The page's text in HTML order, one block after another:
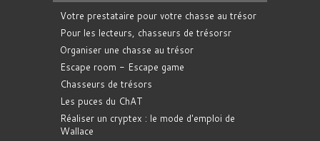
Votre prestataire pour votre chasse au trésor
Pour les lecteurs, chasseurs de trésorsr
Organiser une chasse au trésor
Escape room - Escape game
Chasseurs de trésors
Les puces du ChAT
Réaliser un cryptex : le mode d'emploi de
Wallace